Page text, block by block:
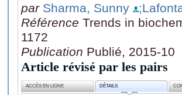
par Sharma, Sunny
Référence Trends in
1172
Publication Publié, 2015-10
Article révisé par les pairs
ACCÈS EN LIGNE DÉTAILS